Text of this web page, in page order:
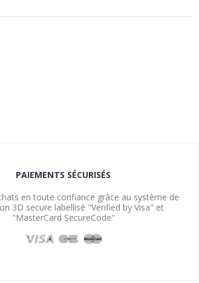
PAIEMENTS SÉCURISÉS
en toute confiance grâce au système de
3D secure labellisé "Verified by Visa" et
"MasterCard SecureCode"